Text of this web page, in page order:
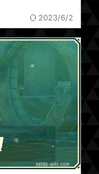
2023/6/2